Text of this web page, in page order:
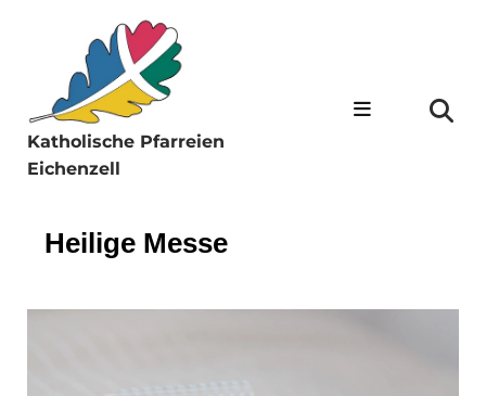
Katholische Pfarreien
Eichenzell
Heilige Messe